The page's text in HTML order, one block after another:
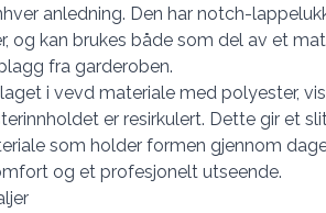
anledning. Den har notch-
og kan brukes både som del av et
fra garderoben.
i vevd materiale med polyester,
er resirkulert. Dette gir et
som holder formen gjennom
og et profesjonelt utseende.